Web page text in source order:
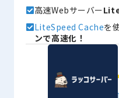
高速Webサーバー
LiteSpeed Cacheを
ンで高速化！